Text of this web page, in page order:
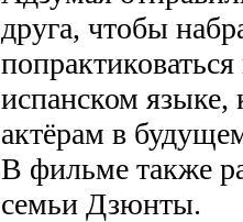
друга, чтобы
испанском
актёрам в
В фильме также
семьи Дзюнты.